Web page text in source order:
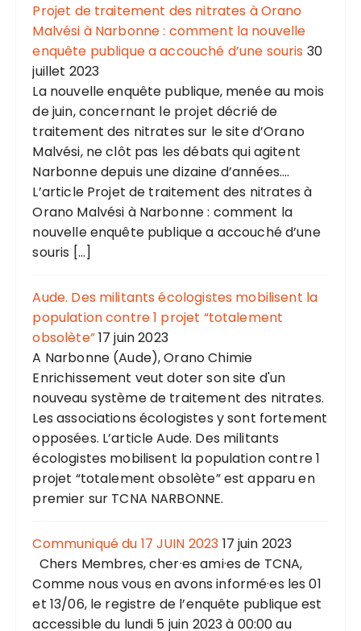
Projet de traitement des nitrates à Orano
Malvési à Narbonne : comment la nouvelle
enquête publique a accouché d’une souris 30
juillet 2023
La nouvelle enquête publique, menée au mois
de juin, concernant le projet décrié de
traitement des nitrates sur le site d’Orano
Malvési, ne clôt pas les débats qui agitent
Narbonne depuis une dizaine d’années....
L’article Projet de traitement des nitrates à
Orano Malvési à Narbonne : comment la
nouvelle enquête publique a accouché d’une
souris […]
Aude. Des militants écologistes mobilisent la
population contre 1 projet “totalement
obsolète”17 juin 2023
A Narbonne (Aude), Orano Chimie
Enrichissement veut doter son site d'un
nouveau système de traitement des nitrates.
Les associations écologistes y sont fortement
opposées. L’article Aude. Des militants
écologistes mobilisent la population contre 1
projet “totalement obsolète” est apparu en
premier sur TCNA NARBONNE.
Communiqué du 17 JUIN 2023 17 juin 2023
Chers Membres, cher·es ami·es de TCNA,
Comme nous vous en avons informé·es les 01
et 13/06, le registre de l’enquête publique est
accessible du lundi 5 juin 2023 à 00:00 au